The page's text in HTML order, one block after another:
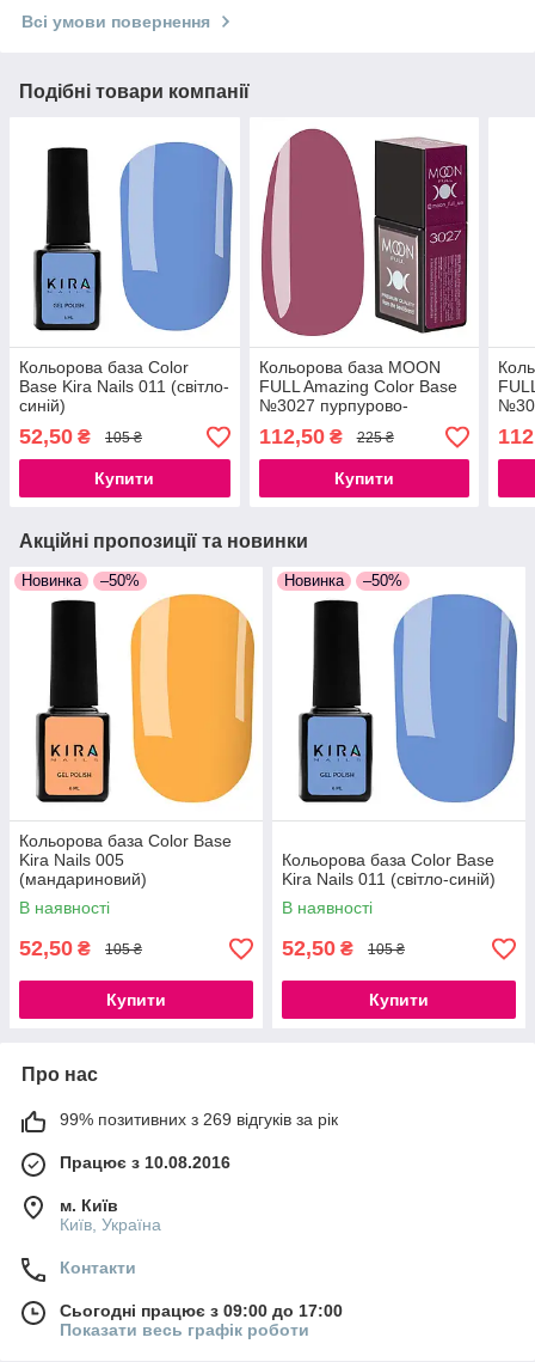
Всі умови повернення
Подібні товари компанії
Кольорова база Color
Base Kira Nails 011 (світло-
синій)
52,50 ₴ 105 ₴
Купити
Кольорова база MOON
FULL Amazing Color Base
№3027 пурпурово-
рожевий, 12 мл.
112,50₴ 225 ₴
Купити
Акційні пропозиції та новинки
Новинка –50%
Кольорова база Color Base
Kira Nails 005
(мандариновий)
В наявності
52,50 ₴ 105 ₴
Купити
Новинка –50%
Кольорова база Color Base
Kira Nails 011 (світло-синій)
В наявності
52,50 ₴ 105 ₴
Купити
Про нас
99% позитивних з 269 відгуків за рік
Працює з 10.08.2016
м. Київ
Київ, Україна
Контакти
Сьогодні працює з 09:00 до 17:00
Показати весь графік роботи